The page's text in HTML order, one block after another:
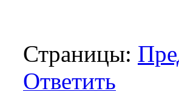
Страницы:
Ответить